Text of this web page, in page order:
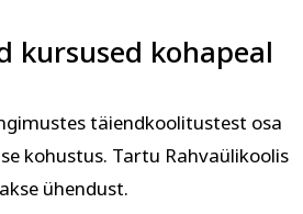
kursused kohapeal
täiendkoolitustest osa
kohustus. Tartu Rahvaülikoolis
ühendust.